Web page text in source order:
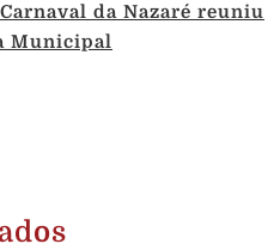
da Nazaré reuniu
Municipal